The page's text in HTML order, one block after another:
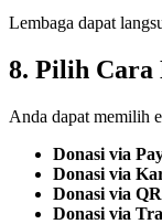
Lembaga dapat
8. Pilih Cara
Anda dapat memilih
Donasi via
Donasi via
Donasi via
Donasi via